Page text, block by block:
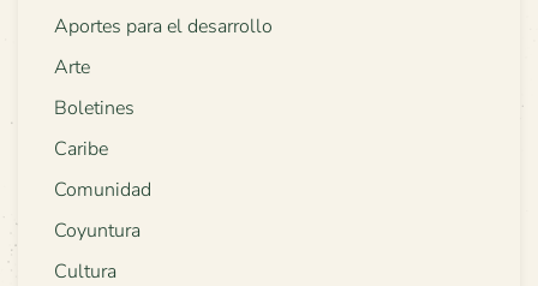
Aportes para el desarrollo
Arte
Boletines
Caribe
Comunidad
Coyuntura
Cultura